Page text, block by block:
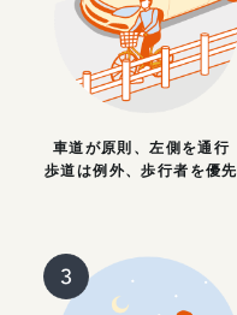
車道が原則、左側を通行
歩道は例外、歩行者を優先